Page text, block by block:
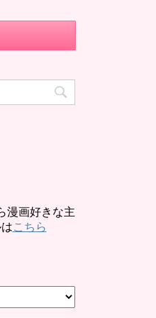
漫画好きな主
こちら